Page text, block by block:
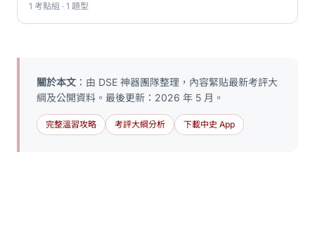
1 考點組 · 1 題型
關於本文 ：由 DSE 神器團隊整理，內容緊貼最新考評大
綱及公開資料。最後更新：2026 年 5 月。
完整溫習攻略 考評大綱分析 下載中史 App